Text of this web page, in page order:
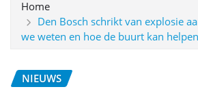
Home
Den Bosch schrikt van explosie
we weten en hoe de buurt kan helpen
NIEUWS